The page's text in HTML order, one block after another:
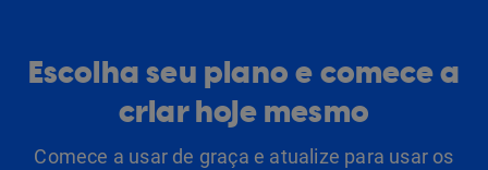
Escolha seu plano e comece a
criar hoje mesmo
Comece a usar de graça e atualize para usar os